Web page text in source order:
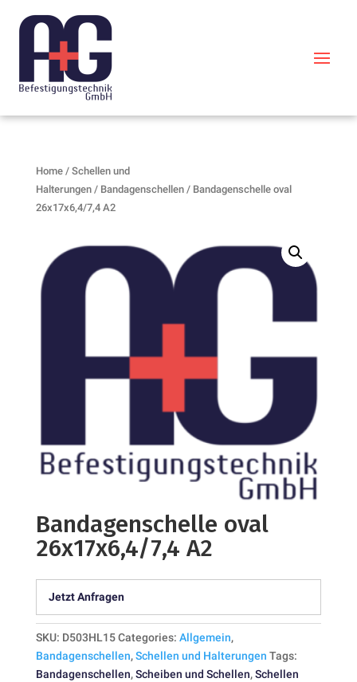
Home/ Schellen und
Halterungen/ Bandagenschellen/ Bandagenschelle oval
26x17x6,4/7,4 A2
Bandagenschelle oval
26x17x6,4/7,4 A2
Jetzt Anfragen
SKU: D503HL15 Categories: Allgemein,
Bandagenschellen,Schellen und Halterungen Tags:
Bandagenschellen,Scheiben und Schellen,Schellen